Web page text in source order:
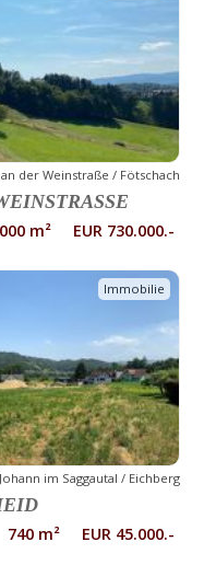
an der Weinstraße / Fötschach
m² EUR 730.000.-
Immobilie
im Saggautal / Eichberg
740 m² EUR 45.000.-